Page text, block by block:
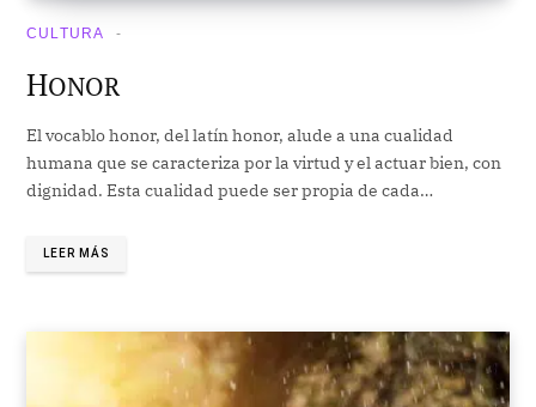
CULTURA
HONOR
El vocablo honor, del latín honor, alude a una cualidad
humana que se caracteriza por la virtud y el actuar bien, con
dignidad. Esta cualidad puede ser propia de cada…
LEER MÁS